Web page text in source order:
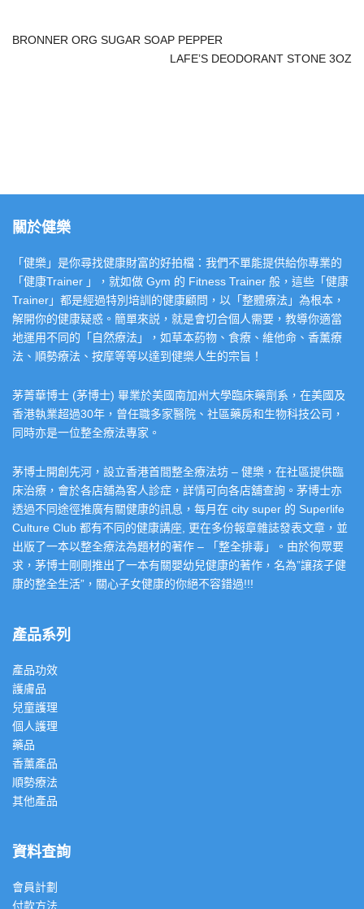
BRONNER ORG SUGAR SOAP PEPPER
LAFE’S DEODORANT STONE 3OZ
關於健樂
「健樂」是你尋找健康財富的好拍檔：我們不單能提供給你專業的
「健康Trainer 」，就如做 Gym 的 Fitness Trainer 般，這些「健康
Trainer」都是經過特別培訓的健康顧問，以「整體療法」為根本，
解開你的健康疑惑。簡單來説，就是會切合個人需要，教導你適當
地運用不同的「自然療法」，如草本葯物、食療、維他命、香薰療
法、順勢療法、按摩等等以達到健樂人生的宗旨！
茅菁華博士 (茅博士) 畢業於美國南加州大學臨床藥劑系，在美國及
香港執業超過30年，曾任職多家醫院、社區藥房和生物科技公司，
同時亦是一位整全療法專家。
茅博士開創先河，設立香港首間整全療法坊 – 健樂，在社區提供臨
床治療，會於各店舖為客人診症，詳情可向各店舖查詢。茅博士亦
透過不同途徑推廣有關健康的訊息，每月在 city super 的 Superlife
Culture Club 都有不同的健康講座, 更在多份報章雜誌發表文章，並
出版了一本以整全療法為題材的著作 – 「整全排毒」。由於徇眾要
求，茅博士剛剛推出了一本有關嬰幼兒健康的著作，名為”讓孩子健
康的整全生活”，關心子女健康的你絕不容錯過!!!
產品系列
產品功效
護膚品
兒童護理
個人護理
藥品
香薰產品
順勢療法
其他產品
資料查詢
會員計劃
付款方法